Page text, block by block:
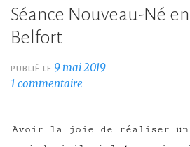
Séance Nouveau-Né
Belfort
PUBLIÉ LE 9 mai 2019
1 commentaire
Avoir la joie de réaliser un